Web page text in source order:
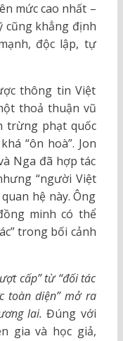
mức cao nhất –
cũng khẳng định
độc lập, tự
thông tin Việt
thoả thuận vũ
trừng phạt quốc
“ôn hoà”. Jon
Nga đã hợp tác
“người Việt
hệ này. Ông
minh có thể
trong bối cảnh
cấp” từ “đối tác
toàn diện” mở ra
lai.Đúng với
gia và học giả,